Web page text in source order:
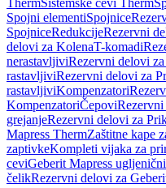
ThermSistemske cevi Therm
Spojni elementiSpojnice
SpojniceRedukcijeRezervni
delovi za KolenaT-komadi
nerastavljiviRezervni delovi
rastavljiviRezervni delovi za
rastavljiviKompenzatori
KompenzatoriČepovi
grejanjeRezervni delovi za
Mapress ThermZaštitne kape
zaptivkeKompleti vijaka za
ceviGeberit Mapress
čelikRezervni delovi za